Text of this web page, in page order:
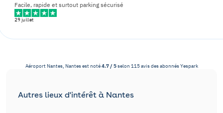
Facile, rapide et surtout parking sécurisé
29 juillet
Aéroport Nantes, Nantesest noté4.7/ 5selon 115avis des abonnésYespark
Autres lieux d'intérêt à Nantes